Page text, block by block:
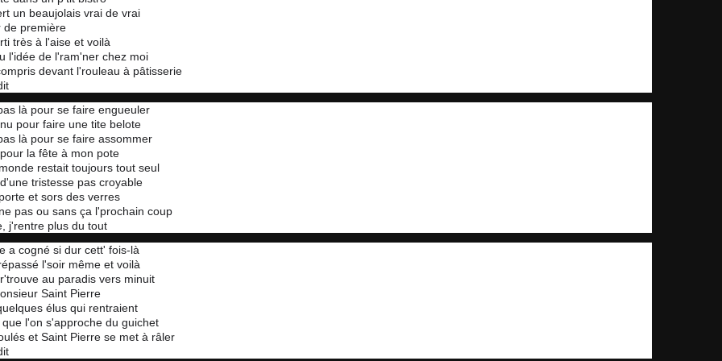
un beaujolais vrai de vrai
de première
très à l'aise et voilà
l'idée de l'ram'ner chez moi
devant l'rouleau à pâtisserie
là pour se faire engueuler
pour faire une tite belote
là pour se faire assommer
la fête à mon pote
restait toujours tout seul
tristesse pas croyable
et sors des verres
pas ou sans ça l'prochain coup
j'rentre plus du tout
a cogné si dur cett' fois-là
l'soir même et voilà
au paradis vers minuit
Saint Pierre
élus qui rentraient
que l'on s'approche du guichet
et Saint Pierre se met à râler